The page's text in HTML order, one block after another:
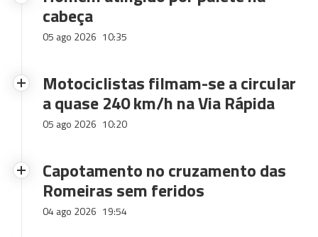
cabeça
05 ago 2026 10:35
Motociclistas filmam-se a circular
a quase 240 km/h na Via Rápida
05 ago 2026 10:20
Capotamento no cruzamento das
Romeiras sem feridos
04 ago 2026 19:54